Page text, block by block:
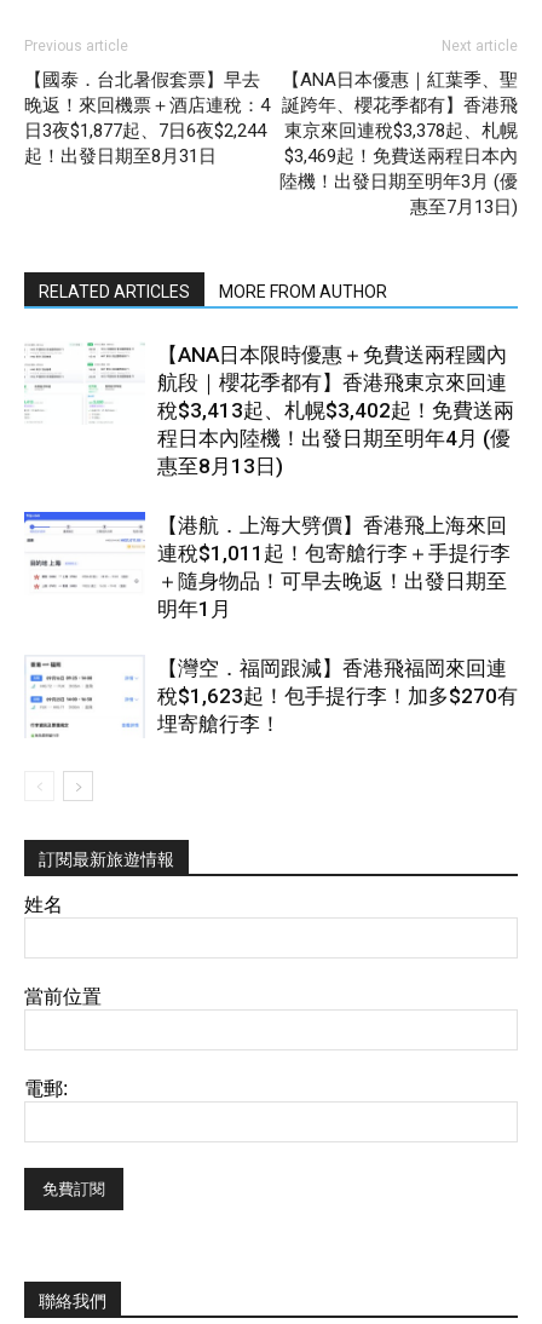
Previous article
【國泰．台北暑假套票】早去
晚返！來回機票＋酒店連稅：4
日3夜$1,877起、7日6夜$2,244
起！出發日期至8月31日
Next article
【ANA日本優惠｜紅葉季、聖
誕跨年、櫻花季都有】香港飛
東京來回連稅$3,378起、札幌
$3,469起！免費送兩程日本內
陸機！出發日期至明年3月 (優
惠至7月13日)
RELATED ARTICLES MORE FROM AUTHOR
【ANA日本限時優惠＋免費送兩程國內
航段｜櫻花季都有】香港飛東京來回連
稅$3,413起、札幌$3,402起！免費送兩
程日本內陸機！出發日期至明年4月 (優
惠至8月13日)
【港航．上海大劈價】香港飛上海來回
連稅$1,011起！包寄艙行李＋手提行李
＋隨身物品！可早去晚返！出發日期至
明年1月
【灣空．福岡跟減】香港飛福岡來回連
稅$1,623起！包手提行李！加多$270有
埋寄艙行李！
訂閱最新旅遊情報
姓名
當前位置
電郵:
聯絡我們